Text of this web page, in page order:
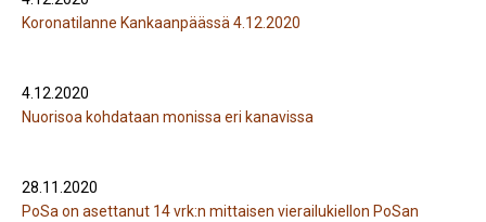
Koronatilanne Kankaanpäässä 4.12.2020
4.12.2020
Nuorisoa kohdataan monissa eri kanavissa
28.11.2020
PoSa on asettanut 14 vrk:n mittaisen vierailukiellon PoSan